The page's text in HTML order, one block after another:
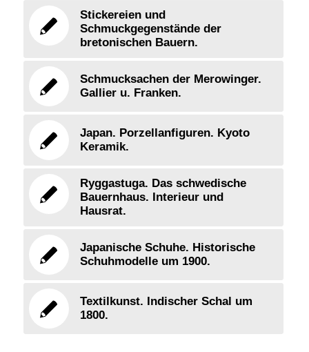
Stickereien und
Schmuckgegenstände der
bretonischen Bauern.
Schmucksachen der Merowinger.
Gallier u. Franken.
Japan. Porzellanfiguren. Kyoto
Keramik.
Ryggastuga. Das schwedische
Bauernhaus. Interieur und
Hausrat.
Japanische Schuhe. Historische
Schuhmodelle um 1900.
Textilkunst. Indischer Schal um
1800.